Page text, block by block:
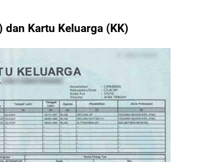
Kartu Keluarga (KK)